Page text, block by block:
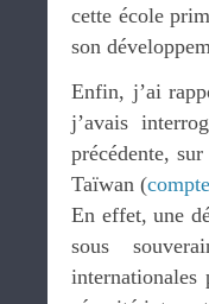
cette école
son
Enfin, j’ai
j’avais
précédente,
Taïwan (
En effet, une
sous
internationales